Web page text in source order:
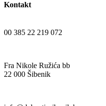
Kontakt
00 385 22 219 072
Fra Nikole Ružića bb
22 000 Šibenik